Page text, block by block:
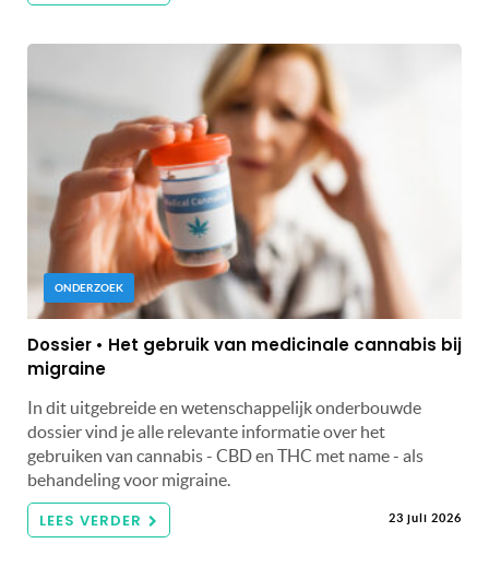
ONDERZOEK
Dossier • Het gebruik van medicinale cannabis bij
migraine
In dit uitgebreide en wetenschappelijk onderbouwde
dossier vind je alle relevante informatie over het
gebruiken van cannabis - CBD en THC met name - als
behandeling voor migraine.
LEES VERDER 23 juli 2026